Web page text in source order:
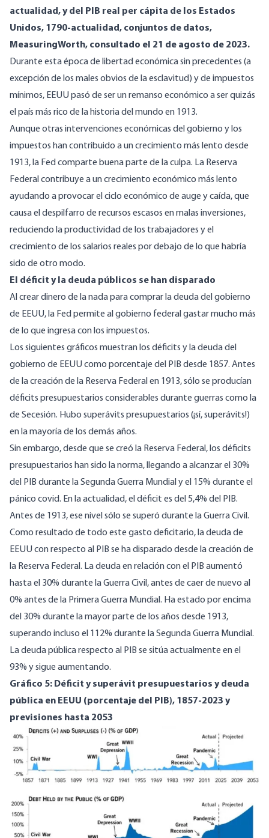
actualidad, y del PIB real per cápita de los Estados
Unidos, 1790-actualidad, conjuntos de datos,
MeasuringWorth, consultado el 21 de agosto de 2023.
Durante esta época de libertad económica sin precedentes (a
excepción de los males obvios de la esclavitud) y de impuestos
mínimos, EEUU pasó de ser un remanso económico a ser quizás
el país más rico de la historia del mundo en 1913.
Aunque otras intervenciones económicas del gobierno y los
impuestos han contribuido a un crecimiento más lento desde
1913, la Fed comparte buena parte de la culpa. La Reserva
Federal contribuye a un crecimiento económico más lento
ayudando a provocar el ciclo económico de auge y caída, que
causa el despilfarro de recursos escasos en malas inversiones,
reduciendo la productividad de los trabajadores y el
crecimiento de los salarios reales por debajo de lo que habría
sido de otro modo.
El déficit y la deuda públicos se han disparado
Al crear dinero de la nada para comprar la deuda del gobierno
de EEUU, la Fed permite al gobierno federal gastar mucho más
de lo que ingresa con los impuestos.
Los siguientes gráficos muestran los déficits y la deuda del
gobierno de EEUU como porcentaje del PIB desde 1857. Antes
de la creación de la Reserva Federal en 1913, sólo se producían
déficits presupuestarios considerables durante guerras como la
de Secesión. Hubo superávits presupuestarios (¡sí, superávits!)
en la mayoría de los demás años.
Sin embargo, desde que se creó la Reserva Federal, los déficits
presupuestarios han sido la norma, llegando a alcanzar el 30%
del PIB durante la Segunda Guerra Mundial y el 15% durante el
pánico covid. En la actualidad, el déficit es del 5,4% del PIB.
Antes de 1913, ese nivel sólo se superó durante la Guerra Civil.
Como resultado de todo este gasto deficitario, la deuda de
EEUU con respecto al PIB se ha disparado desde la creación de
la Reserva Federal. La deuda en relación con el PIB aumentó
hasta el 30% durante la Guerra Civil, antes de caer de nuevo al
0% antes de la Primera Guerra Mundial. Ha estado por encima
del 30% durante la mayor parte de los años desde 1913,
superando incluso el 112% durante la Segunda Guerra Mundial.
La deuda pública respecto al PIB se sitúa actualmente en el
93% y sigue aumentando.
Gráfico 5: Déficit y superávit presupuestarios y deuda
pública en EEUU (porcentaje del PIB), 1857-2023 y
previsiones hasta 2053
Image